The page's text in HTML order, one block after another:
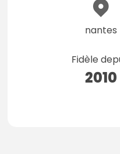
nantes
Fidèle
2010